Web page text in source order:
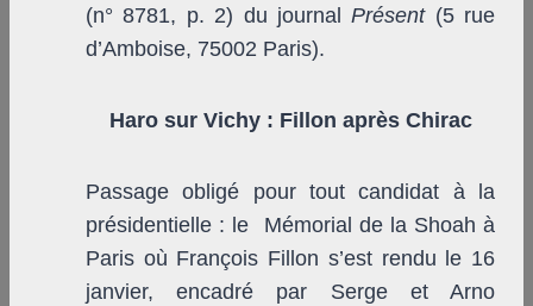
(n° 8781, p. 2) du journalPrésent(5 rue
d’Amboise, 75002 Paris).
Haro sur Vichy : Fillon après Chirac
Passage obligé pour tout candidat à la
présidentielle : le Mémorial de la Shoah à
Paris où François Fillon s’est rendu le 16
janvier, encadré par Serge et Arno